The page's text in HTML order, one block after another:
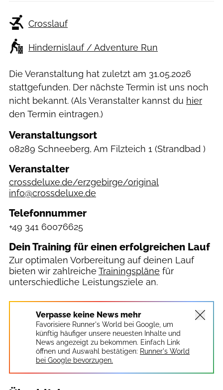
Crosslauf
Hindernislauf / Adventure Run
Die Veranstaltung hat zuletzt am 31.05.2026
stattgefunden. Der nächste Termin ist uns noch
nicht bekannt. (Als Veranstalter kannst du hier
den Termin eintragen.)
Veranstaltungsort
08289 Schneeberg, Am Filzteich 1 (Strandbad )
Veranstalter
crossdeluxe.de/erzgebirge/original
info@crossdeluxe.de
Telefonnummer
+49 341 60076625
Dein Training für einen erfolgreichen Lauf
Zur optimalen Vorbereitung auf deinen Lauf
bieten wir zahlreiche Trainingspläne für
unterschiedliche Leistungsziele an.
Verpasse keine News mehr
Favorisiere Runner's World bei Google, um
künftig häufiger unsere neuesten Inhalte und
News angezeigt zu bekommen. Einfach Link
öffnen und Auswahl bestätigen: Runner's World
bei Google bevorzugen.